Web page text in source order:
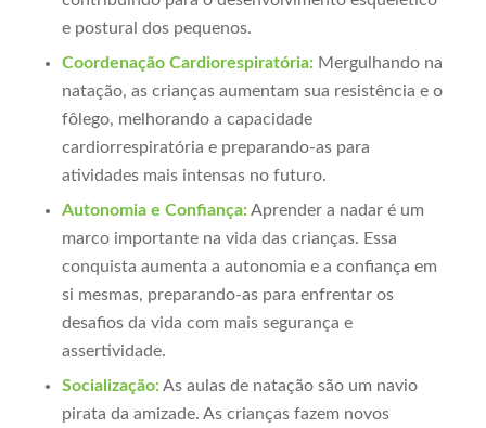
e postural dos pequenos.
Coordenação Cardiorespiratória:Mergulhando na
natação, as crianças aumentam sua resistência e o
fôlego, melhorando a capacidade
cardiorrespiratória e preparando-as para
atividades mais intensas no futuro.
Autonomia e Confiança:Aprender a nadar é um
marco importante na vida das crianças. Essa
conquista aumenta a autonomia e a confiança em
si mesmas, preparando-as para enfrentar os
desafios da vida com mais segurança e
assertividade.
Socialização:As aulas de natação são um navio
pirata da amizade. As crianças fazem novos